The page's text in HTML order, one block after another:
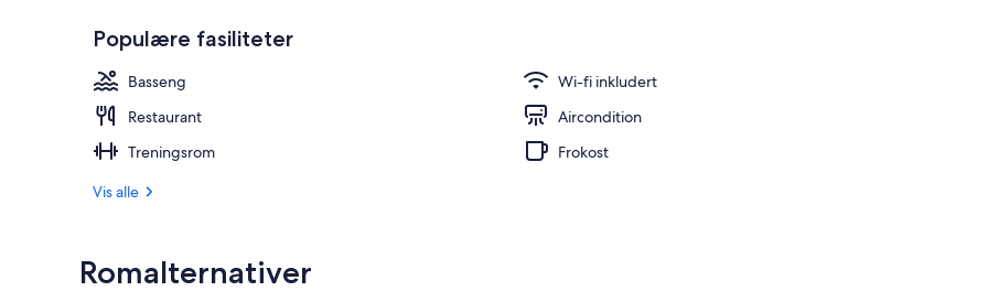
Populære fasiliteter
Basseng
Wi-fi inkludert
Restaurant
Aircondition
Treningsrom
Frokost
Vis alle
Romalternativer